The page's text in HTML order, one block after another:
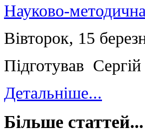
Науково-
Вівторок, 15
Підготував
Детальніше...
Більше статтей...